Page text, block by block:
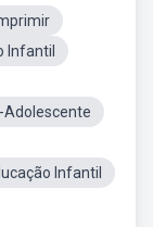
Infantil
Adolescente
Infantil